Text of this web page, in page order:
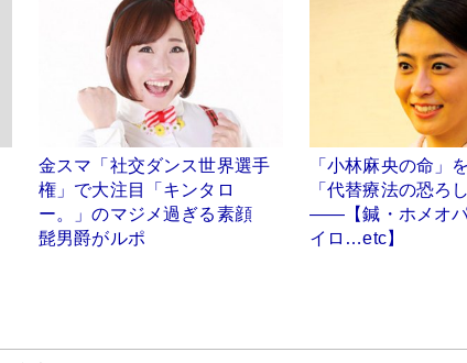
金スマ「社交ダンス世界選手
権」で大注目「キンタロ
ー。」のマジメ過ぎる素顔
髭男爵がルポ
「小林麻央の命」
「代替療法の恐ろ
――【鍼・ホメオ
イロ…etc】